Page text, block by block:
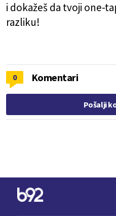
i dokažeš da tvoji one-
razliku!
0 Komentari
Pošalji